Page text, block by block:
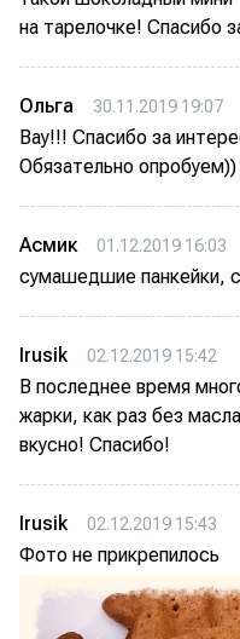
на тарелочке! Спасибо
Ольга 30.11.2019 19:07
Вау!!! Спасибо за
Обязательно опробуем))
Асмик 01.12.2019 16:03
сумашедшие панкейки,
Irusik 02.12.2019 15:42
В последнее время
жарки, как раз без
вкусно! Спасибо!
Irusik 02.12.2019 15:43
Фото не прикрепилось